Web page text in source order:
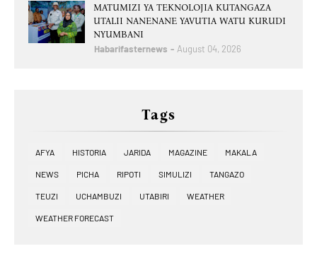
MATUMIZI YA TEKNOLOJIA KUTANGAZA
UTALII NANENANE YAVUTIA WATU KURUDI
NYUMBANI
Habarifasternews August 04, 2026
Tags
AFYA HISTORIA JARIDA MAGAZINE MAKALA
NEWS PICHA RIPOTI SIMULIZI TANGAZO
TEUZI UCHAMBUZI UTABIRI WEATHER
WEATHER FORECAST